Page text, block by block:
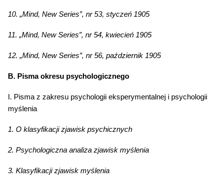
10. „Mind, New Series”, nr 53, styczeń 1905
11. „Mind, New Series”, nr 54, kwiecień 1905
12. „Mind, New Series”, nr 56, październik 1905
B. Pisma okresu psychologicznego
I. Pisma z zakresu psychologii eksperymentalnej i psychologii
myślenia
1. O klasyfikacji zjawisk psychicznych
2. Psychologiczna analiza zjawisk myślenia
3. Klasyfikacji zjawisk myślenia